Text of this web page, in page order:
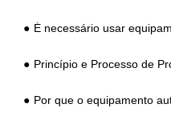
É necessário usar equipamentos
Princípio e Processo de
Por que o equipamento automático de processamento